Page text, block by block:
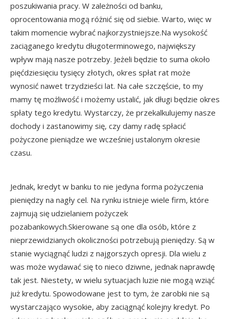
poszukiwania pracy. W zależności od banku,
oprocentowania mogą różnić się od siebie. Warto, więc w
takim momencie wybrać najkorzystniejsze.Na wysokość
zaciąganego kredytu długoterminowego, największy
wpływ mają nasze potrzeby. Jeżeli będzie to suma około
pięćdziesięciu tysięcy złotych, okres spłat rat może
wynosić nawet trzydzieści lat. Na całe szczęście, to my
mamy tę możliwość i możemy ustalić, jak długi będzie okres
spłaty tego kredytu. Wystarczy, że przekalkulujemy nasze
dochody i zastanowimy się, czy damy radę spłacić
pożyczone pieniądze we wcześniej ustalonym okresie
czasu.
Jednak, kredyt w banku to nie jedyna forma pożyczenia
pieniędzy na nagły cel. Na rynku istnieje wiele firm, które
zajmują się udzielaniem pożyczek
pozabankowych.Skierowane są one dla osób, które z
nieprzewidzianych okoliczności potrzebują pieniędzy. Są w
stanie wyciągnąć ludzi z najgorszych opresji. Dla wielu z
was może wydawać się to nieco dziwne, jednak naprawdę
tak jest. Niestety, w wielu sytuacjach luzie nie mogą wziąć
już kredytu. Spowodowane jest to tym, że zarobki nie są
wystarczająco wysokie, aby zaciągnąć kolejny kredyt. Po